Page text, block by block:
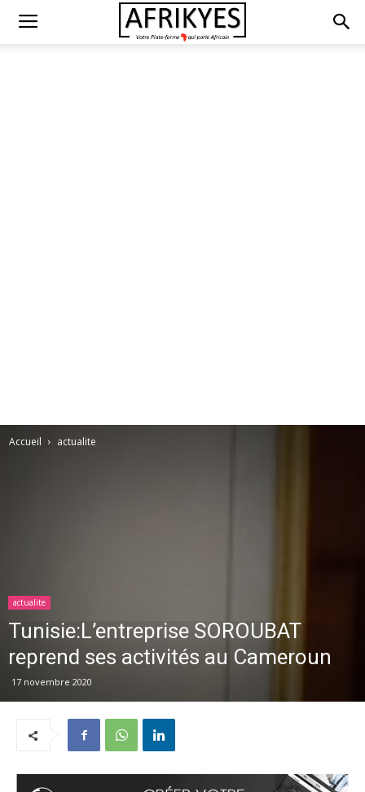
Accueil actualite
actualite
Tunisie:L’entreprise SOROUBAT
reprend ses activités au Cameroun
17 novembre 2020